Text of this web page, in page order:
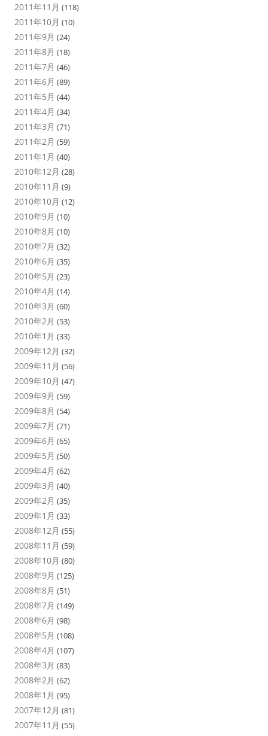
2011年11月 (118)
2011年10月 (10)
2011年9月 (24)
2011年8月 (18)
2011年7月 (46)
2011年6月 (89)
2011年5月 (44)
2011年4月 (34)
2011年3月 (71)
2011年2月 (59)
2011年1月 (40)
2010年12月 (28)
2010年11月 (9)
2010年10月 (12)
2010年9月 (10)
2010年8月 (10)
2010年7月 (32)
2010年6月 (35)
2010年5月 (23)
2010年4月 (14)
2010年3月 (60)
2010年2月 (53)
2010年1月 (33)
2009年12月 (32)
2009年11月 (56)
2009年10月 (47)
2009年9月 (59)
2009年8月 (54)
2009年7月 (71)
2009年6月 (65)
2009年5月 (50)
2009年4月 (62)
2009年3月 (40)
2009年2月 (35)
2009年1月 (33)
2008年12月 (55)
2008年11月 (59)
2008年10月 (80)
2008年9月 (125)
2008年8月 (51)
2008年7月 (149)
2008年6月 (98)
2008年5月 (108)
2008年4月 (107)
2008年3月 (83)
2008年2月 (62)
2008年1月 (95)
2007年12月 (81)
2007年11月 (55)